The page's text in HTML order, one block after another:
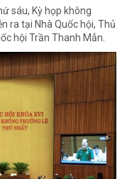
sáu, Kỳ họp không
ra tại Nhà Quốc hội, Thủ
hội Trần Thanh Mẫn.